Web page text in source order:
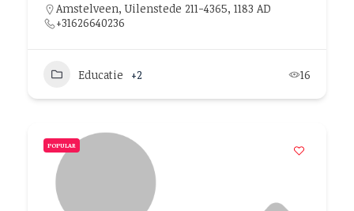
Amstelveen, Uilenstede 211-4365, 1183 AD
+31626640236
Educatie +2 16
POPULAR